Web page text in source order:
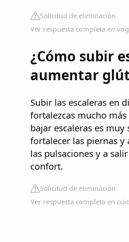
Solicitud de eliminación
Ver respuesta completa en
¿Cómo subir
aumentar
Subir las escaleras en
fortalezcas mucho
bajar escaleras es
fortalecer las piernas y
las pulsaciones y a
confort.
Solicitud de eliminación
Ver respuesta completa en